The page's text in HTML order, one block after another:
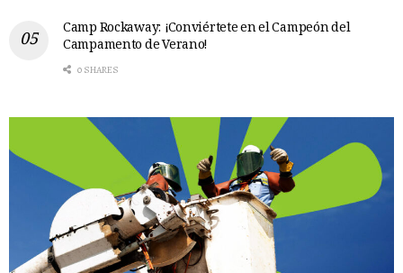
Camp Rockaway: ¡Conviértete en el Campeón del
Campamento de Verano!
0 SHARES